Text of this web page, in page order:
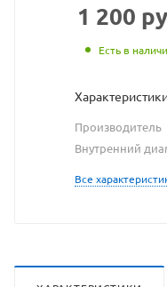
1 200
Есть в
Производитель
Внутренний
Все